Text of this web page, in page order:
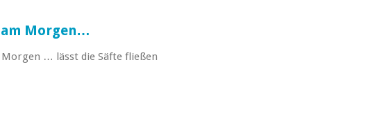
Morgen…
… lässt die Säfte fließen